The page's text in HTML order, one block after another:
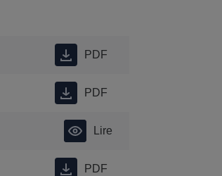
PDF
PDF
Lire
PDF